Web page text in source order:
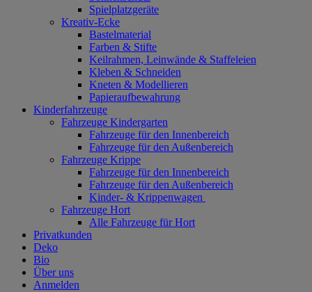
Spielplatzgeräte
Kreativ-Ecke
Bastelmaterial
Farben & Stifte
Keilrahmen, Leinwände & Staffeleien
Kleben & Schneiden
Kneten & Modellieren
Papieraufbewahrung
Kinderfahrzeuge
Fahrzeuge Kindergarten
Fahrzeuge für den Innenbereich
Fahrzeuge für den Außenbereich
Fahrzeuge Krippe
Fahrzeuge für den Innenbereich
Fahrzeuge für den Außenbereich
Kinder- & Krippenwagen
Fahrzeuge Hort
Alle Fahrzeuge für Hort
Privatkunden
Deko
Bio
Über uns
Anmelden